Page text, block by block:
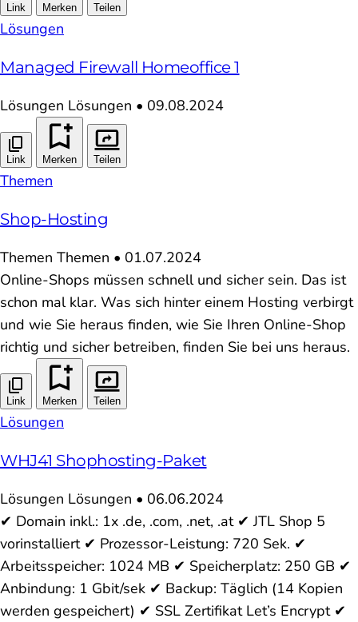
Link Merken Teilen
Lösungen
Managed Firewall Homeoffice 1
Lösungen Lösungen • 09.08.2024
Link Merken Teilen
Themen
Shop-Hosting
Themen Themen • 01.07.2024
Online-Shops müssen schnell und sicher sein. Das ist
schon mal klar. Was sich hinter einem Hosting verbirgt
und wie Sie heraus finden, wie Sie Ihren Online-Shop
richtig und sicher betreiben, finden Sie bei uns heraus.
Link Merken Teilen
Lösungen
WHJ41 Shophosting-Paket
Lösungen Lösungen • 06.06.2024
✔ Domain inkl.: 1x .de, .com, .net, .at ✔ JTL Shop 5
vorinstalliert ✔ Prozessor-Leistung: 720 Sek. ✔
Arbeitsspeicher: 1024 MB ✔ Speicherplatz: 250 GB ✔
Anbindung: 1 Gbit/sek ✔ Backup: Täglich (14 Kopien
werden gespeichert) ✔ SSL Zertifikat Let’s Encrypt ✔